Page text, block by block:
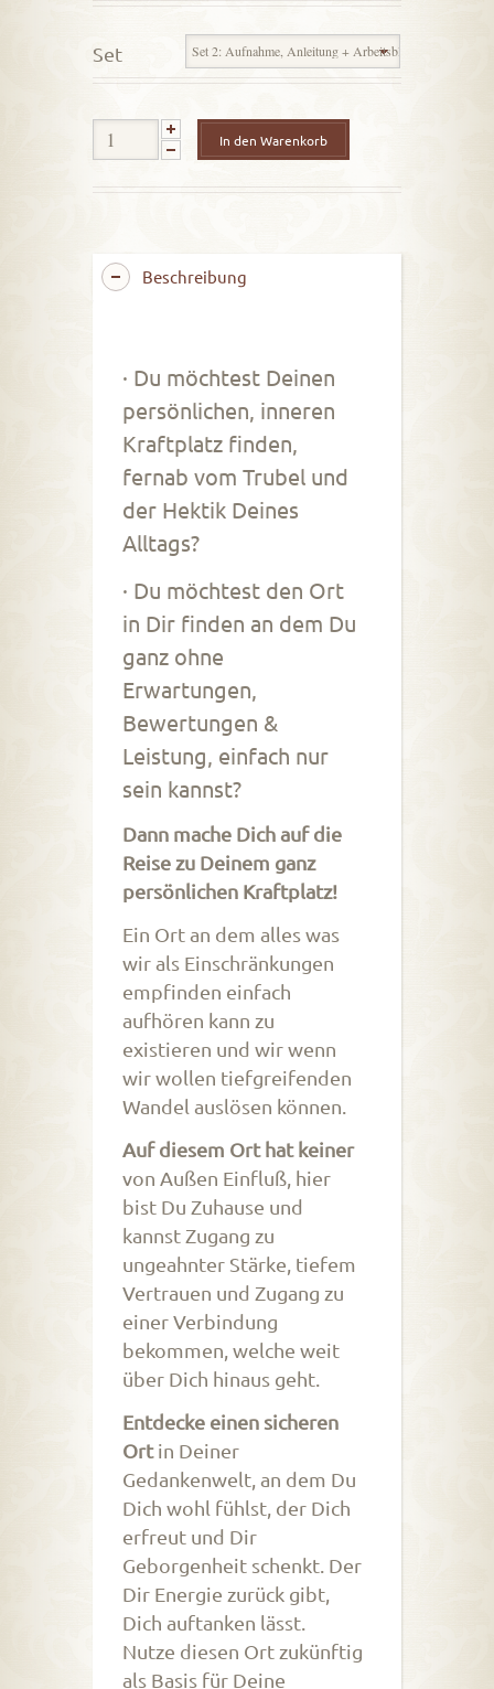
Set
In den Warenkorb
Beschreibung
· Du möchtest Deinen
persönlichen, inneren
Kraftplatz finden,
fernab vom Trubel und
der Hektik Deines
Alltags?
· Du möchtest den Ort
in Dir finden an dem Du
ganz ohne
Erwartungen,
Bewertungen &
Leistung, einfach nur
sein kannst?
Dann mache Dich auf die
Reise zu Deinem ganz
persönlichen Kraftplatz!
Ein Ort an dem alles was
wir als Einschränkungen
empfinden einfach
aufhören kann zu
existieren und wir wenn
wir wollen tiefgreifenden
Wandel auslösen können.
Auf diesem Ort hat keiner
von Außen Einfluß, hier
bist Du Zuhause und
kannst Zugang zu
ungeahnter Stärke, tiefem
Vertrauen und Zugang zu
einer Verbindung
bekommen, welche weit
über Dich hinaus geht.
Entdecke einen sicheren
Ortin Deiner
Gedankenwelt, an dem Du
Dich wohl fühlst, der Dich
erfreut und Dir
Geborgenheit schenkt. Der
Dir Energie zurück gibt,
Dich auftanken lässt.
Nutze diesen Ort zukünftig
als Basis für Deine